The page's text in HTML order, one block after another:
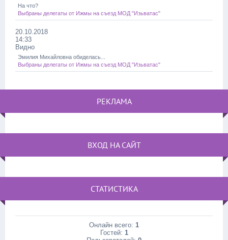
На что?
Выбраны делегаты от Ижмы на съезд МОД "Изьватас"
20.10.2018
14:33
Видно
Эмилия Михайловна обиделась...
Выбраны делегаты от Ижмы на съезд МОД "Изьватас"
РЕКЛАМА
ВХОД НА САЙТ
СТАТИСТИКА
Онлайн всего: 1
Гостей: 1